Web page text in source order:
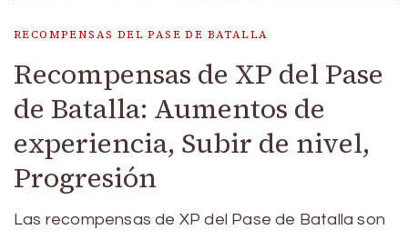
RECOMPENSAS DEL PASE DE BATALLA
Recompensas de XP del Pase
de Batalla: Aumentos de
experiencia, Subir de nivel,
Progresión
Las recompensas de XP del Pase de Batalla son